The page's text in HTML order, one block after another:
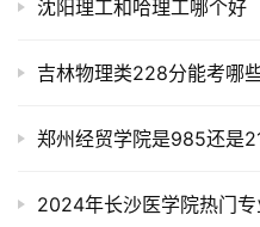
沈阳理工和哈理工哪个好
吉林物理类228分能考哪
郑州经贸学院是985还是
2024年长沙医学院热门专